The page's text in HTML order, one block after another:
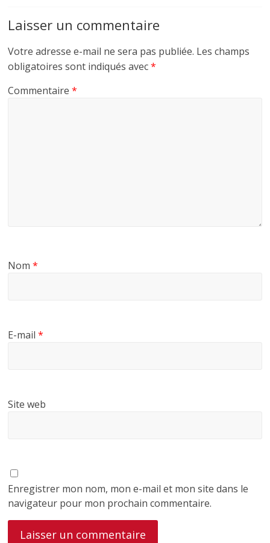
Laisser un commentaire
Votre adresse e-mail ne sera pas publiée. Les champs
obligatoires sont indiqués avec*
Commentaire*
Nom*
E-mail*
Site web
Enregistrer mon nom, mon e-mail et mon site dans le
navigateur pour mon prochain commentaire.